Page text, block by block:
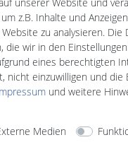
AGB
z.B. Inhalte und
zu analysieren.
wir in den
eines berechtigten
einzuwilligen und
und weitere
Medien